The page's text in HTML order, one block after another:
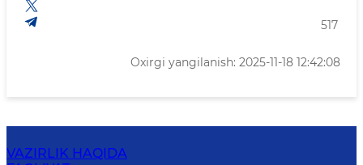
517
Oxirgi yangilanish: 2025-11-18 12:42:08
VAZIRLIK HAQIDA